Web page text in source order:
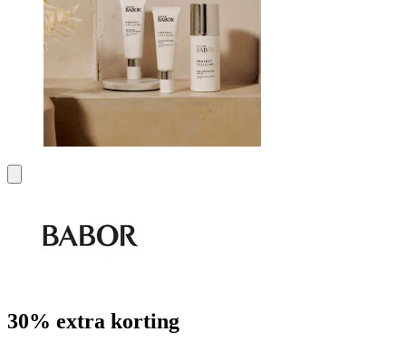
30% extra korting